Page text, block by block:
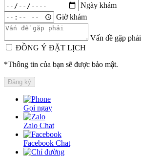
Ngày khám
Giờ khám
Vấn đề gặp phải
ĐỒNG Ý ĐẶT LỊCH
*Thông tin của bạn sẽ được bảo mật.
Gọi ngay
Zalo Chat
Facebook Chat